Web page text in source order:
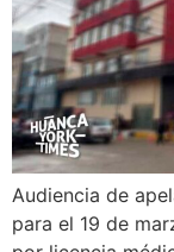
Audiencia de
para el 19 de